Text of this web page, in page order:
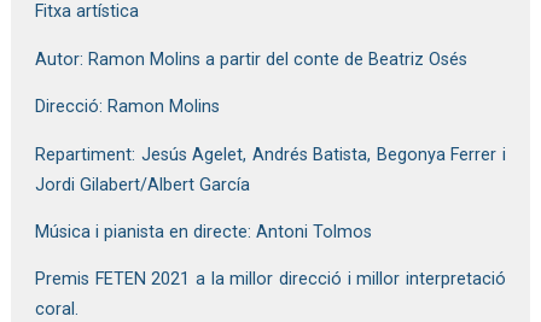
Fitxa artística
Autor: Ramon Molins a partir del conte de Beatriz Osés
Direcció: Ramon Molins
Repartiment: Jesús Agelet, Andrés Batista, Begonya Ferrer i
Jordi Gilabert/Albert García
Música i pianista en directe: Antoni Tolmos
Premis FETEN 2021 a la millor direcció i millor interpretació
coral.